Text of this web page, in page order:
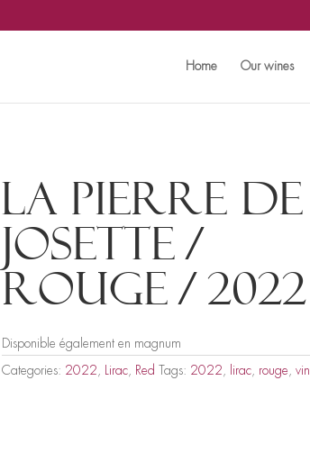
Home Our wines
La Pierre de
Josette /
Rouge / 2022
Disponible également en magnum
Categories: 2022, Lirac, Red Tags: 2022, lirac, rouge,vin